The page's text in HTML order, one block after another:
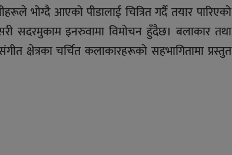
भोग्दै आएको पीडालाई चित्रित गर्दै तयार पारिएको
सदरमुकाम इनरुवामा विमोचन हुँदैछ। बलाकार तथा
क्षेत्रका चर्चित कलाकारहरूको सहभागितामा प्रस्तुत